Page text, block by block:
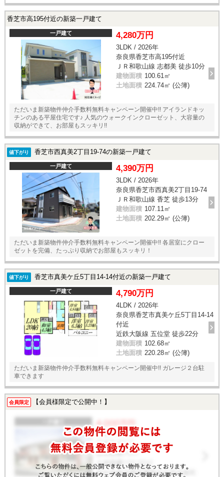
香芝市高195付近の新築一戸建て
一戸建て 4,280万円
3LDK / 2026年
奈良県香芝市高195付近
ＪＲ和歌山線 志都美 徒歩10分
建物面積 100.61㎡
土地面積 224.74㎡ (公簿)
ただいま新築物件仲介手数料無料キャンペーン開催中!! アイランドキッ
チンのある平屋住宅です♪ 人気のウォークインクローゼット、大容量の
収納ができて、お部屋もスッキリ!!
値下がり 香芝市西真美2丁目19-74の新築一戸建て
一戸建て 4,390万円
3LDK / 2026年
奈良県香芝市西真美2丁目19-74
ＪＲ和歌山線 香芝 徒歩13分
建物面積 107.11㎡
土地面積 202.29㎡ (公簿)
ただいま新築物件仲介手数料無料キャンペーン開催中!! 各居室にクロー
ゼットを完備、たっぷり収納でお部屋もスッキリ！
値下がり 香芝市真美ケ丘5丁目14-14付近の新築一戸建て
一戸建て 4,790万円
4LDK / 2026年
奈良県香芝市真美ケ丘5丁目14-14
付近
近鉄大阪線 五位堂 徒歩22分
建物面積 102.68㎡
土地面積 220.28㎡ (公簿)
ただいま新築物件仲介手数料無料キャンペーン開催中!! ガレージ２台駐
車できます
会員限定 【会員様限定で公開中！】